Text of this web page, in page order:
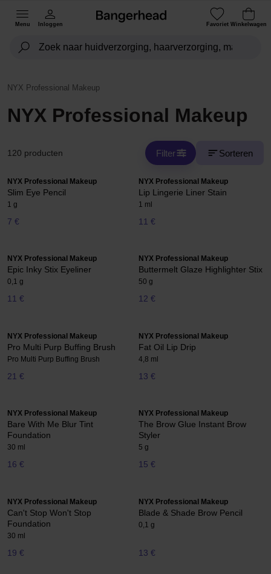
Menu Inloggen Favoriet Winkelwagen
NYX Professional Makeup
NYX Professional Makeup
120 producten Filter Sorteren
NYX Professional Makeup
Slim Eye Pencil
1 g
7 €
NYX Professional Makeup
Lip Lingerie Liner Stain
1 ml
11 €
NYX Professional Makeup
Epic Inky Stix Eyeliner
0,1 g
11 €
NYX Professional Makeup
Buttermelt Glaze Highlighter Stix
50 g
12 €
NYX Professional Makeup
Pro Multi Purp Buffing Brush
Pro Multi Purp Buffing Brush
21 €
NYX Professional Makeup
Fat Oil Lip Drip
4,8 ml
13 €
NYX Professional Makeup
Bare With Me Blur Tint
Foundation
30 ml
16 €
NYX Professional Makeup
The Brow Glue Instant Brow
Styler
5 g
15 €
NYX Professional Makeup
Can't Stop Won't Stop
Foundation
30 ml
19 €
NYX Professional Makeup
Blade & Shade Brow Pencil
0,1 g
13 €